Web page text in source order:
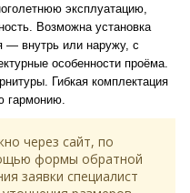
эксплуатацию,
Возможна установка
— внутрь или наружу, с
особенности проёма.
Гибкая комплектация
гармонию.
через сайт, по
формы обратной
заявки специалист